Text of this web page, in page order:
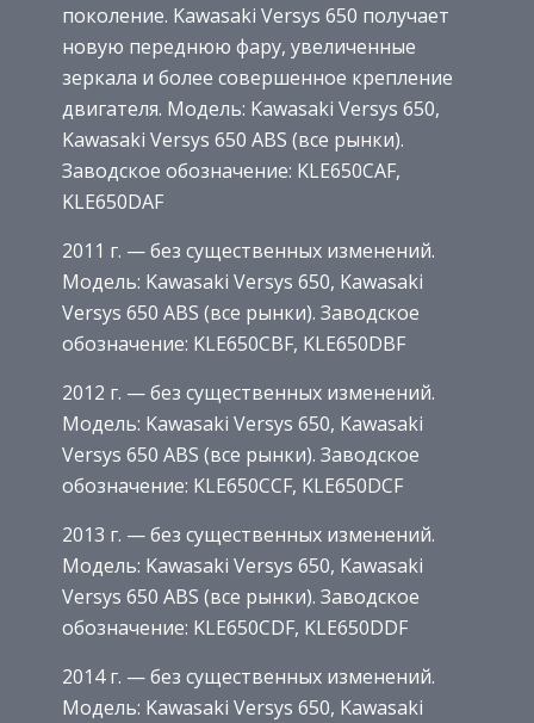
поколение. Kawasaki Versys 650 получает
новую переднюю фару, увеличенные
зеркала и более совершенное крепление
двигателя. Модель: Kawasaki Versys 650,
Kawasaki Versys 650 ABS (все рынки).
Заводское обозначение: KLE650CAF,
KLE650DAF
2011 г. — без существенных изменений.
Модель: Kawasaki Versys 650, Kawasaki
Versys 650 ABS (все рынки). Заводское
обозначение: KLE650CBF, KLE650DBF
2012 г. — без существенных изменений.
Модель: Kawasaki Versys 650, Kawasaki
Versys 650 ABS (все рынки). Заводское
обозначение: KLE650CCF, KLE650DCF
2013 г. — без существенных изменений.
Модель: Kawasaki Versys 650, Kawasaki
Versys 650 ABS (все рынки). Заводское
обозначение: KLE650CDF, KLE650DDF
2014 г. — без существенных изменений.
Модель: Kawasaki Versys 650, Kawasaki